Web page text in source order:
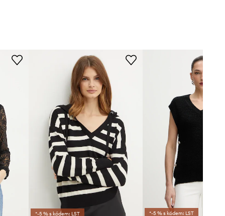
*-5 % s kódem: LST *-5 % s kódem: LST